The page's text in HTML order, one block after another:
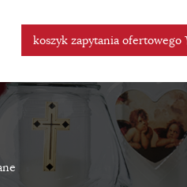
koszyk zapytania ofertowego